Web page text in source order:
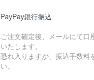
PayPay銀行振込
ご注文確定後、メールにて口
いたします。
恐れ入りますが、振込手数料
い。